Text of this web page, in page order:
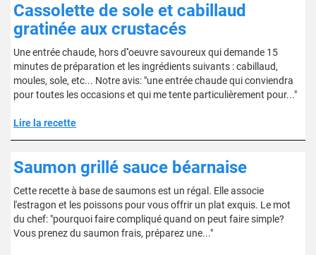
Cassolette de sole et cabillaud
gratinée aux crustacés
Une entrée chaude, hors d''oeuvre savoureux qui demande 15
minutes de préparation et les ingrédients suivants : cabillaud,
moules, sole, etc... Notre avis: "une entrée chaude qui conviendra
pour toutes les occasions et qui me tente particulièrement pour..."
Lire la recette
Saumon grillé sauce béarnaise
Cette recette à base de saumons est un régal. Elle associe
l'estragon et les poissons pour vous offrir un plat exquis. Le mot
du chef: "pourquoi faire compliqué quand on peut faire simple?
Vous prenez du saumon frais, préparez une..."